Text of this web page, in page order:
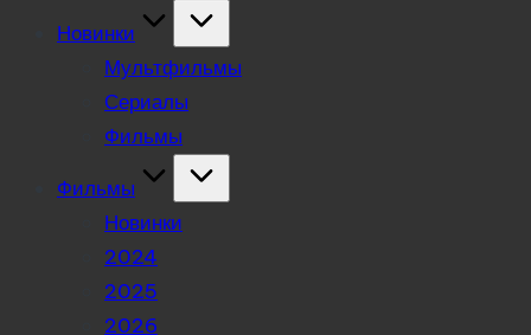
Новинки
Мультфильмы
Сериалы
Фильмы
Фильмы
Новинки
2024
2025
2026